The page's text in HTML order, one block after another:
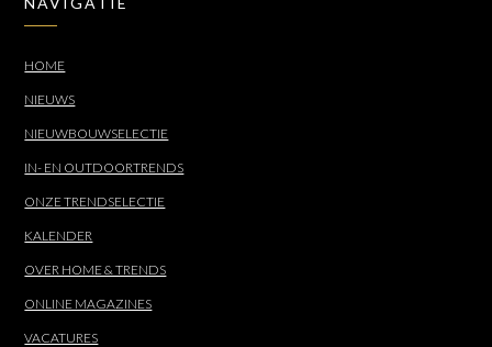
HOME
NIEUWS
NIEUWBOUWSELECTIE
IN- EN OUTDOORTRENDS
ONZE TRENDSELECTIE
KALENDER
OVER HOME & TRENDS
ONLINE MAGAZINES
VACATURES